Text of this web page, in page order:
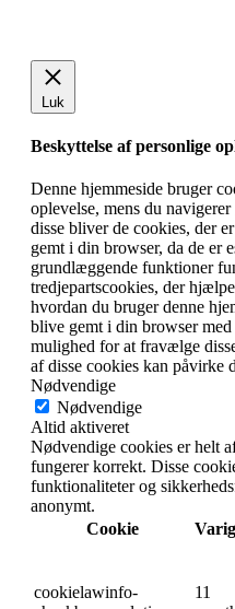
Luk
Beskyttelse af personlige
Denne hjemmeside bruger
oplevelse, mens du
disse bliver de cookies, der
gemt i din browser, da de er
grundlæggende funktioner
tredjepartscookies, der
hvordan du bruger denne
blive gemt i din browser
mulighed for at fravælge
af disse cookies kan påvirke
Nødvendige
Nødvendige
Altid aktiveret
Nødvendige cookies er helt
fungerer korrekt. Disse
funktionaliteter og
anonymt.
Cookie
cookielawinfo-
11